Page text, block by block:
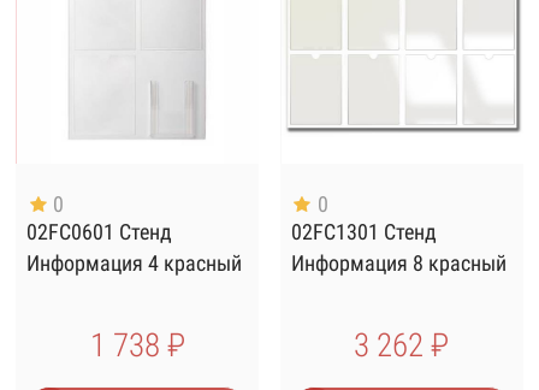
0
02FC0601 Стенд
Информация 4 красный
1 738 ₽
0
02FC1301 Стенд
Информация 8 красный
3 262 ₽